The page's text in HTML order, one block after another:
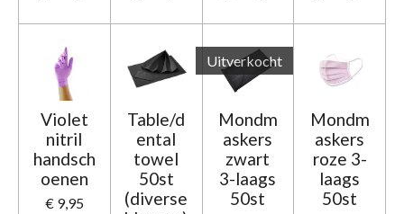
Violet
nitril
handsch
oenen
€ 9,95
Table/d
ental
towel
50st
(diverse
Uitverkocht
Mondm
askers
zwart
3-laags
50st
Mondm
askers
roze 3-
laags
50st